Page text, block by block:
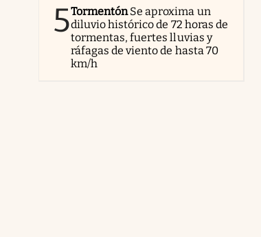
5TormentónSe aproxima un
diluvio histórico de 72 horas de
tormentas, fuertes lluvias y
ráfagas de viento de hasta 70
km/h